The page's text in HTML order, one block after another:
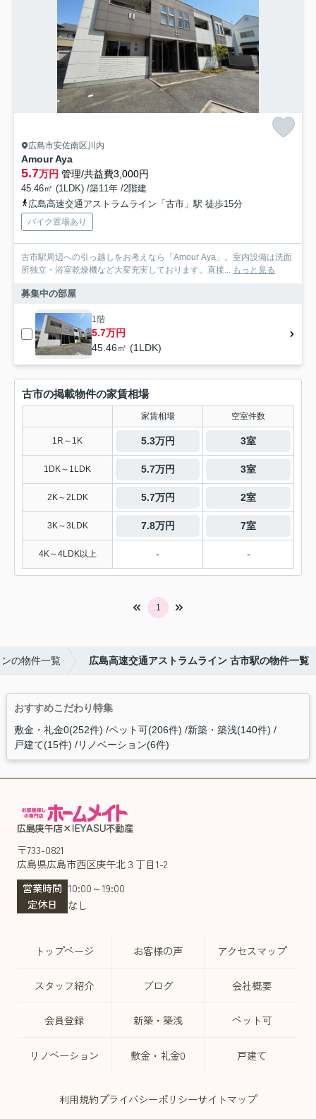
広島市安佐南区川内
Amour Aya
5.7万円 管理/共益費3,000円
45.46㎡ (1LDK) /築11年 /2階建
広島高速交通アストラムライン「古市」駅 徒歩15分
バイク置場あり
古市駅周辺への引っ越しをお考えなら「Amour Aya」。室内設備は洗面
所独立・浴室乾燥機など大変充実しております。直接... もっと見る
募集中の部屋
1階
5.7万円
45.46㎡ (1LDK)
古市の掲載物件の家賃相場
家賃相場 空室件数
1R～1K 5.3万円 3室
1DK～1LDK 5.7万円 3室
2K～2LDK 5.7万円 2室
3K～3LDK 7.8万円 7室
4K～4LDK以上 - -
1
の物件一覧 広島高速交通アストラムライン 古市駅の物件一覧
おすすめこだわり特集
敷金・礼金0(252件) ペット可(206件) 新築・築浅(140件)
戸建て(15件) リノベーション(6件)
〒733-0821
広島県広島市西区庚午北３丁目1-2
営業時間 10:00～19:00
定休日
なし
トップページ お客様の声 アクセスマップ
スタッフ紹介 ブログ 会社概要
会員登録 新築・築浅 ペット可
リノベーション 敷金・礼金0 戸建て
利用規約プライバシーポリシーサイトマップ